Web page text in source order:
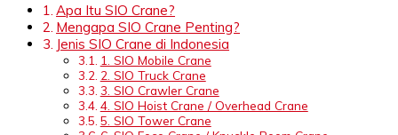
Apa Itu SIO Crane?
Mengapa SIO Crane Penting?
Jenis SIO Crane di Indonesia
1. SIO Mobile Crane
2. SIO Truck Crane
3. SIO Crawler Crane
4. SIO Hoist Crane / Overhead Crane
5. SIO Tower Crane